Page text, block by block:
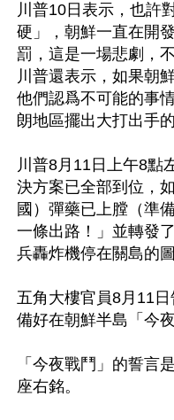
川普10日表示，也許
硬」，朝鮮一直在開
罰，這是一場悲劇，
川普還表示，如果朝
他們認爲不可能的事
朗地區擺出大打出手
川普8月11日上午8點
決方案已全部到位，
國）彈藥已上膛（準
一條出路！」並轉發
兵轟炸機停在關島的圖
五角大樓官員8月11
備好在朝鮮半島「今夜
「今夜戰鬥」的誓言
座右銘。